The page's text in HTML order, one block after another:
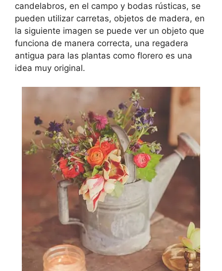
candelabros, en el campo y bodas rústicas, se
pueden utilizar carretas, objetos de madera, en
la siguiente imagen se puede ver un objeto que
funciona de manera correcta, una regadera
antigua para las plantas como florero es una
idea muy original.